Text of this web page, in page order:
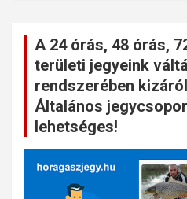
A 24 órás, 48 órás,
területi jegyeink
rendszerében
Általános
lehetséges!